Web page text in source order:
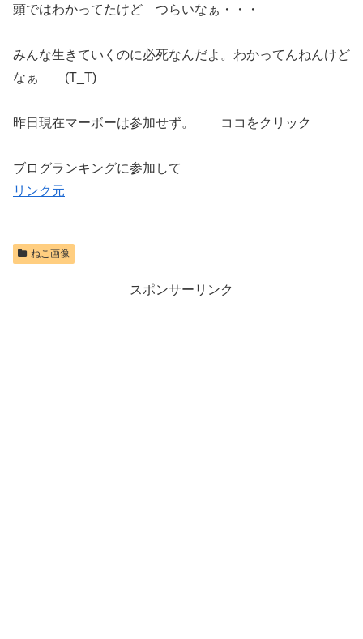
頭ではわかってたけど つらいなぁ・・・
みんな生きていくのに必死なんだよ。わかってんねんけど
なぁ (T_T)
昨日現在マーボーは参加せず。 ココをクリック
ブログランキングに参加して
リンク元
ねこ画像
スポンサーリンク